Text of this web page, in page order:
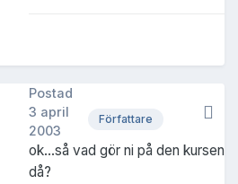
Författare
Postad
3 april
2003
ok...så vad gör ni på den kursen
då?